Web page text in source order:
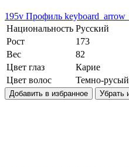
195v Профиль
Национальность Русский
Рост
173
Вес
82
Цвет глаз
Карие
Цвет волос
Темно-русый
Добавить в избранное Убрать